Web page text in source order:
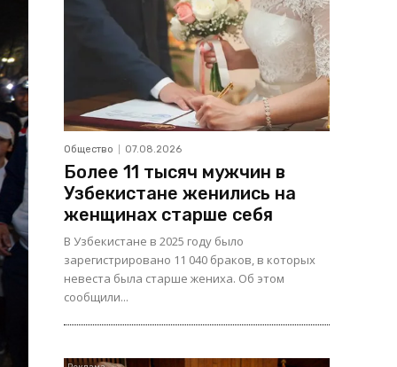
Общество 07.08.2026
Более 11 тысяч мужчин в
Узбекистане женились на
женщинах старше себя
В Узбекистане в 2025 году было
зарегистрировано 11 040 браков, в которых
невеста была старше жениха. Об этом
сообщили...